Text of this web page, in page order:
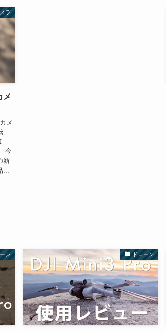
ラ
メ
メ
今
新
...
ン ドローン